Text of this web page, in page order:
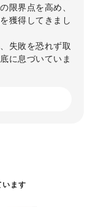
限界点を高め、
獲得してきまし
失敗を恐れず取
に息づいていま
います